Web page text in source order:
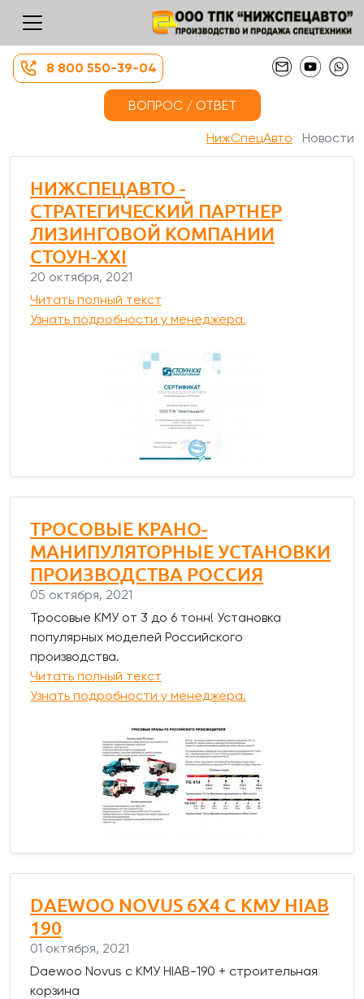
8 800 550-39-04
ВОПРОС / ОТВЕТ
НижСпецАвто Новости
НИЖСПЕЦАВТО -
СТРАТЕГИЧЕСКИЙ ПАРТНЕР
ЛИЗИНГОВОЙ КОМПАНИИ
СТОУН-XXI
20 октября, 2021
Читать полный текст
Узнать подробности у менеджера.
ТРОСОВЫЕ КРАНО-
МАНИПУЛЯТОРНЫЕ УСТАНОВКИ
ПРОИЗВОДСТВА РОССИЯ
05 октября, 2021
Тросовые КМУ от 3 до 6 тонн! Установка
популярных моделей Российского
производства.
Читать полный текст
Узнать подробности у менеджера.
DAEWOO NOVUS 6Х4 C КМУ НIAB
190
01 октября, 2021
Daewoo Novus с КМУ НIAB-190 + строительная
корзина